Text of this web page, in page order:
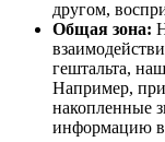
другом,
Общая зона:
гештальта,
Например,
накопленные
информацию